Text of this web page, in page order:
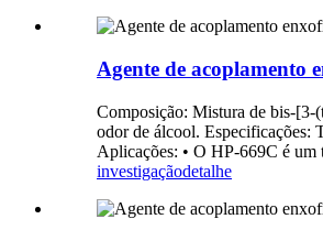
Agente de acoplamento
Composição: Mistura de bis-
odor de álcool. Especificações:
Aplicações: • O HP-669C é um
investigaçãodetalhe